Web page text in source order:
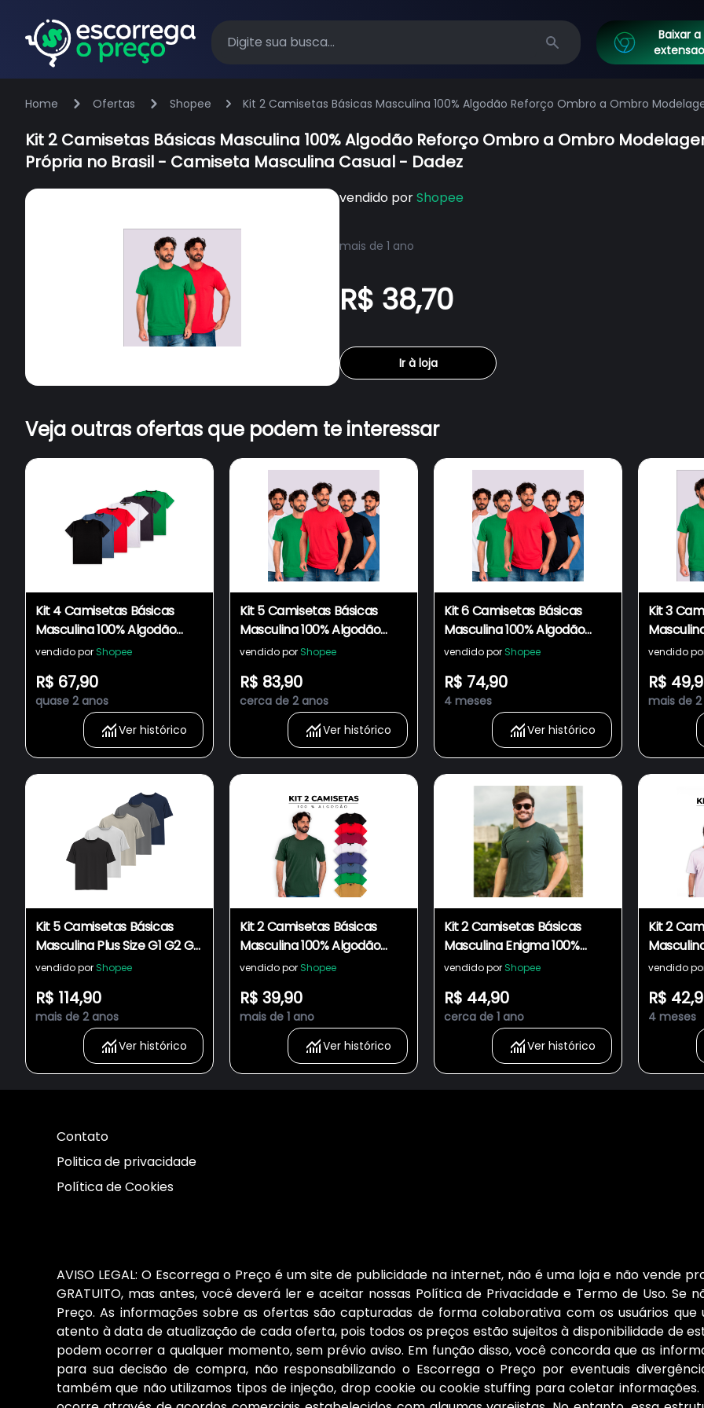
Search
Baixar a
extensao
Home Ofertas Shopee
Kit 2 Camisetas Básicas Masculina 100% Algodão Reforço Ombro a Ombro
Kit 2 Camisetas Básicas Masculina 100% Algodão Reforço Ombro a Ombro
Própria no Brasil - Camiseta Masculina Casual - Dadez
vendido porShopee
mais de 1 ano
R$ 38,70
Ir à loja
Veja outras ofertas que podem te interessar
Kit 4 Camisetas Básicas
Masculina 100% Algodão
Reforço Ombro a Ombro
Casual Lisa Fabricação
Própria no Brasil - Camiseta
Masculina Casual - Dadez
vendido por Shopee
R$ 67,90
quase 2 anos
Ver histórico
Kit 5 Camisetas Básicas
Masculina 100% Algodão
Reforço Ombro a Ombro
Casual Lisa Fabricação
Própria no Brasil - Camiseta
Masculina Casual - Dadez
vendido por Shopee
R$ 83,90
cerca de 2 anos
Ver histórico
Kit 6 Camisetas Básicas
Masculina 100% Algodão
Reforço Ombro a Ombro
Casual Lisa Fabricação
Própria no Brasil - Camiseta
Masculina Casual - Dadez
vendido por Shopee
R$ 74,90
4 meses
Ver histórico
Kit 3
Reforço
Casual
Própria
vendido
R$
mais de
Kit 5 Camisetas Básicas
Masculina Plus Size G1 G2 G3
100% Algodão Fio 30.1
Ombro Modelagem
Moderna Fabricação
vendido por Shopee
R$ 114,90
mais de 2 anos
Ver histórico
Kit 2 Camisetas Básicas
Masculina 100% Algodão
Cores Tendência Reforço
Camiseta Masculina Moda
Casual
vendido por Shopee
R$ 39,90
mais de 1 ano
Ver histórico
Kit 2 Camisetas Básicas
Masculina Enigma 100%
Algodão Tendência Reforço
Termocolante
vendido por Shopee
R$ 44,90
cerca de 1 ano
Ver histórico
Kit 2
Casual
vendido
R$
4 meses
Contato
Politica de privacidade
Política de Cookies
AVISO LEGAL: O Escorrega o Preço é um site de publicidade na internet, não é uma loja e não vende
GRATUITO, mas antes, você deverá ler e aceitar nossas Política de Privacidade e Termo de Uso. Se
Preço. As informações sobre as ofertas são capturadas de forma colaborativa com os usuários
atento à data de atualização de cada oferta, pois todos os preços estão sujeitos à disponibilidade de
podem ocorrer a qualquer momento, sem prévio aviso. Em função disso, você concorda que as
para sua decisão de compra, não responsabilizando o Escorrega o Preço por eventuais
também que não utilizamos tipos de injeção, drop cookie ou cookie stuffing para coletar